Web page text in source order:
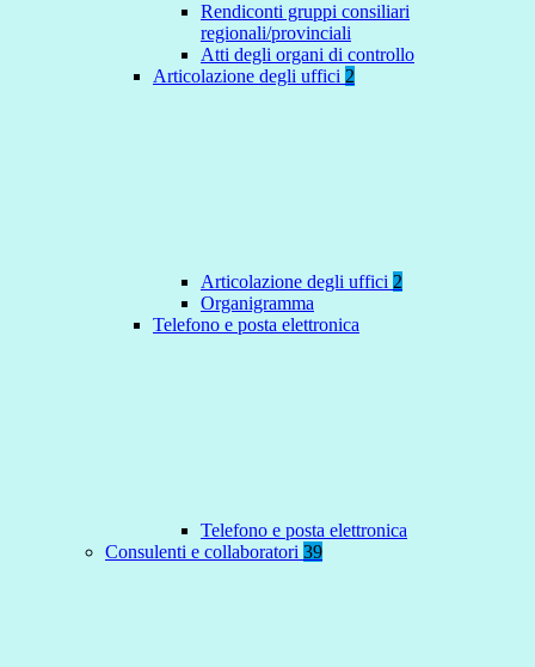
Rendiconti gruppi consiliari
regionali/provinciali
Atti degli organi di controllo
Articolazione degli uffici 2
Articolazione degli uffici 2
Organigramma
Telefono e posta elettronica
Telefono e posta elettronica
Consulenti e collaboratori 39